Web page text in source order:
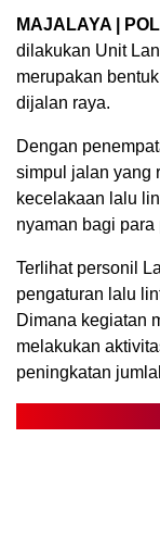
MAJALAYA |
dilakukan Unit
merupakan
dijalan raya.
Dengan
simpul jalan yang
kecelakaan lalu
nyaman bagi
Terlihat personil
pengaturan lalu
Dimana kegiatan
melakukan
peningkatan